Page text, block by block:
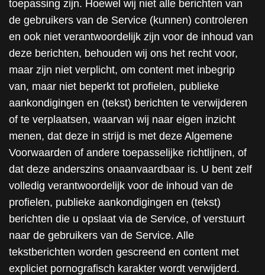
toepassing zijn. Hoewel wij niet alle berichten van
de gebruikers van de Service (kunnen) controleren
en ook niet verantwoordelijk zijn voor de inhoud van
deze berichten, behouden wij ons het recht voor,
maar zijn niet verplicht, om content met inbegrip
van, maar niet beperkt tot profielen, publieke
aankondigingen en (tekst) berichten te verwijderen
of te verplaatsen, waarvan wij naar eigen inzicht
menen, dat deze in strijd is met deze Algemene
Voorwaarden of andere toepasselijke richtlijnen, of
dat deze anderszins onaanvaardbaar is. U bent zelf
volledig verantwoordelijk voor de inhoud van de
profielen, publieke aankondigingen en (tekst)
berichten die u opslaat via de Service, of verstuurt
naar de gebruikers van de Service. Alle
tekstberichten worden gescreend en content met
expliciet pornografisch karakter wordt verwijderd.